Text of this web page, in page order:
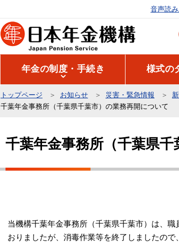
音声読
年金の制度・手続き 様式の
トップページ お知らせ 災害・緊急情報
千葉年金事務所（千葉県千葉市）の業務再開について
千葉年金事務所（千葉県
当機構千葉年金事務所（千葉県千葉市）は、
おりましたが、消毒作業等を終了しましたの